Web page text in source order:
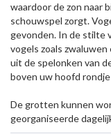
waardoor de zon naar
schouwspel zorgt.
gevonden. In de stilte
vogels zoals
uit de spelonken van
boven uw hoofd
De grotten kunnen
georganiseerde